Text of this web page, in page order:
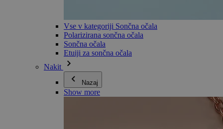
Vse v kategoriji Sončna očala
Polarizirana sončna očala
Sončna očala
Etuiji za sončna očala
Nakit
Nazaj
Show more